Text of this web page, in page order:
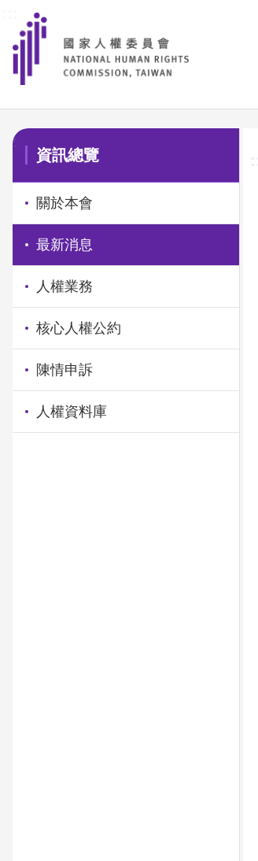
前往主要內容區塊
:::
資訊總覽
關於本會
最新消息
人權業務
核心人權公約
陳情申訴
人權資料庫